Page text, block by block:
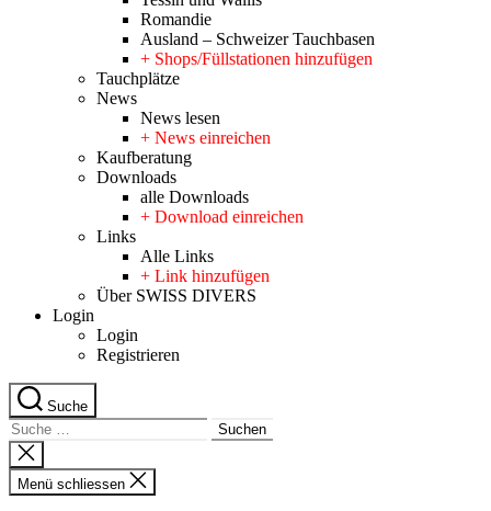
Romandie
Ausland – Schweizer Tauchbasen
+ Shops/Füllstationen hinzufügen
Tauchplätze
News
News lesen
+ News einreichen
Kaufberatung
Downloads
alle Downloads
+ Download einreichen
Links
Alle Links
+ Link hinzufügen
Über SWISS DIVERS
Login
Login
Registrieren
Suche
Suche
nach:
Suche
schliessen
Menü schliessen